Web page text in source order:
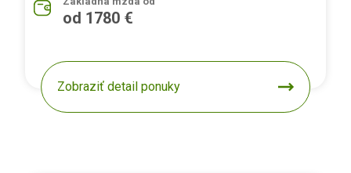
od 1780 €
Zobraziť detail ponuky